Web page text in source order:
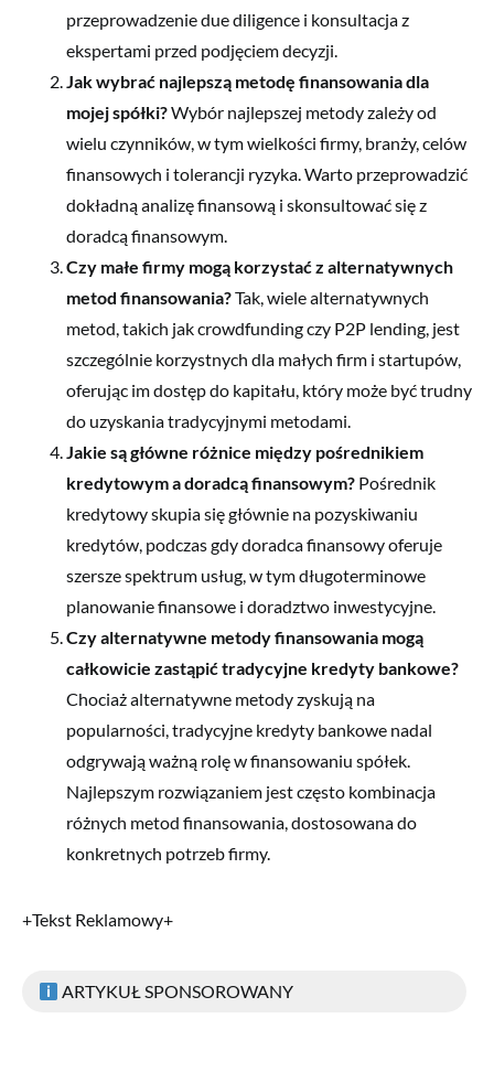
przeprowadzenie due diligence i konsultacja z
ekspertami przed podjęciem decyzji.
Jak wybrać najlepszą metodę finansowania dla
mojej spółki?Wybór najlepszej metody zależy od
wielu czynników, w tym wielkości firmy, branży, celów
finansowych i tolerancji ryzyka. Warto przeprowadzić
dokładną analizę finansową i skonsultować się z
doradcą finansowym.
Czy małe firmy mogą korzystać z alternatywnych
metod finansowania?Tak, wiele alternatywnych
metod, takich jak crowdfunding czy P2P lending, jest
szczególnie korzystnych dla małych firm i startupów,
oferując im dostęp do kapitału, który może być trudny
do uzyskania tradycyjnymi metodami.
Jakie są główne różnice między pośrednikiem
kredytowym a doradcą finansowym? Pośrednik
kredytowy skupia się głównie na pozyskiwaniu
kredytów, podczas gdy doradca finansowy oferuje
szersze spektrum usług, w tym długoterminowe
planowanie finansowe i doradztwo inwestycyjne.
Czy alternatywne metody finansowania mogą
całkowicie zastąpić tradycyjne kredyty bankowe?
Chociaż alternatywne metody zyskują na
popularności, tradycyjne kredyty bankowe nadal
odgrywają ważną rolę w finansowaniu spółek.
Najlepszym rozwiązaniem jest często kombinacja
różnych metod finansowania, dostosowana do
konkretnych potrzeb firmy.
+Tekst Reklamowy+
ARTYKUŁ SPONSOROWANY